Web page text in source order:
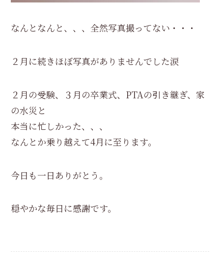
なんとなんと、、、全然写真撮ってない・・・
２月に続きほぼ写真がありませんでした涙
２月の受験、３月の卒業式、PTAの引き継ぎ、家
の水災と
本当に忙しかった、、、
なんとか乗り越えて4月に至ります。
今日も一日ありがとう。
穏やかな毎日に感謝です。